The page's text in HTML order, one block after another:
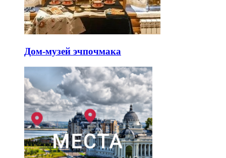
Дом-музей эчпочмака